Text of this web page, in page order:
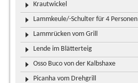
Krautwickel
Lammkeule/-Schulter für 4 Personen
Lammrücken vom Grill
Lende im Blätterteig
Osso Buco von der Kalbshaxe
Picanha vom Drehgrill